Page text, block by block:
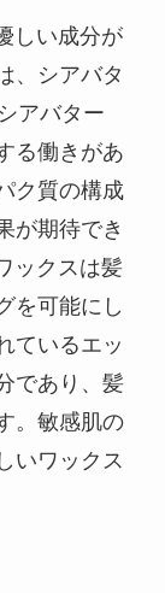
しい成分が
、シアバタ
アバター
る働きがあ
ク質の構成
が期待でき
ックスは髪
を可能にし
ているエッ
であり、髪
。敏感肌の
いワックス